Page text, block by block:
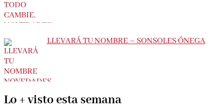
LLEVARÁ TU NOMBRE – SONSOLES ÓNEGA
Lo + visto esta semana